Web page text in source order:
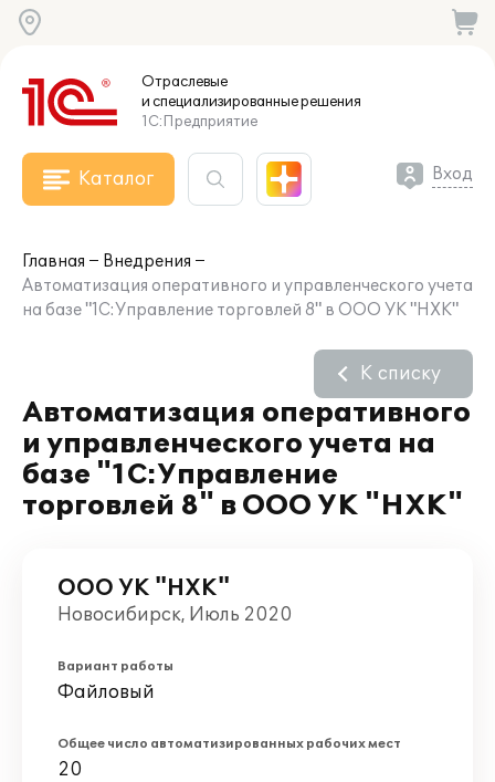
Отраслевые
и специализированныерешения
1С:Предприятие
Каталог Вход
Главная
Внедрения
Автоматизация оперативного и управленческого учета
на базе "1С:Управление торговлей 8" в ООО УК "НХК"
Автоматизация оперативного
и управленческого учета на
базе "1С:Управление
торговлей 8" в ООО УК "НХК"
К списку
ООО УК "НХК"
Новосибирск, Июль 2020
Вариант работы
Файловый
Общее число автоматизированных рабочих мест
20